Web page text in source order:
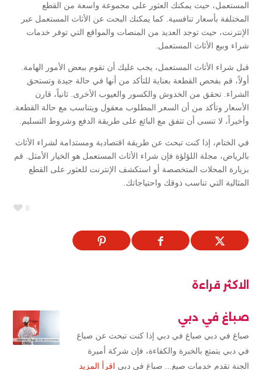
المستعمل، حيث يمكنك العثور على مجموعة واسعة من القطع
المختلفة بأسعار تنافسية. كما يمكنك البحث عن الأثاث المستعمل عبر
الإنترنت، حيث توجد العديد من المنصات والمواقع التي توفر خدمات
شراء وبيع الأثاث المستعمل.
قبل شراء الأثاث المستعمل، يجب عليك أن تقوم ببعض الأمور الهامة.
أولاً، قم بفحص القطعة بعناية للتأكد من أنها في حالة جيدة وتستحق
الشراء. تحقق من الخدوش والكسور والعيوب الأخرى. ثانياً، قارن
الأسعار وتأكد من أن السعر المطلوب معقول ويتناسب مع حالة القطعة.
وأخيراً، لا تنسى أن تتفق مع البائع على طريقة الدفع وشروط التسليم.
في الختام، إذا كنت تبحث عن طريقة اقتصادية ومستدامة لشراء الأثاث
بالرياض، مجلة اللؤلؤة فإن شراء الأثاث المستعمل هو الخيار الأمثل. قم
بزيارة المحلات المتخصصة أو استكشف الإنترنت للعثور على القطع
المثالية التي تناسب ذوقك واحتياجاتك.
0
الاكثر قراءة
صباغ في دبي
صباغ في دبي صباغ في دبي إذا كنت تبحث عن صباغ
في دبي يتمتع بالخبرة والكفاءة، فإن شركة أميرة
الجنة تقدم خدمات صبغ... صباغ في دبي اقرأ المزيد